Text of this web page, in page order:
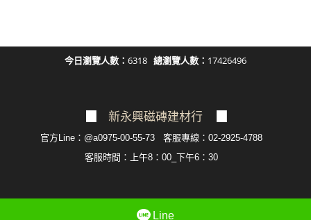
今日瀏覽人數： 6318 總瀏覽人數： 17426496
新永興磁磚建材行
官方Line：@a0975-00-55-73 客服專線：02-2925-4788
客服 時間：上午8：00_下午6：30
Line